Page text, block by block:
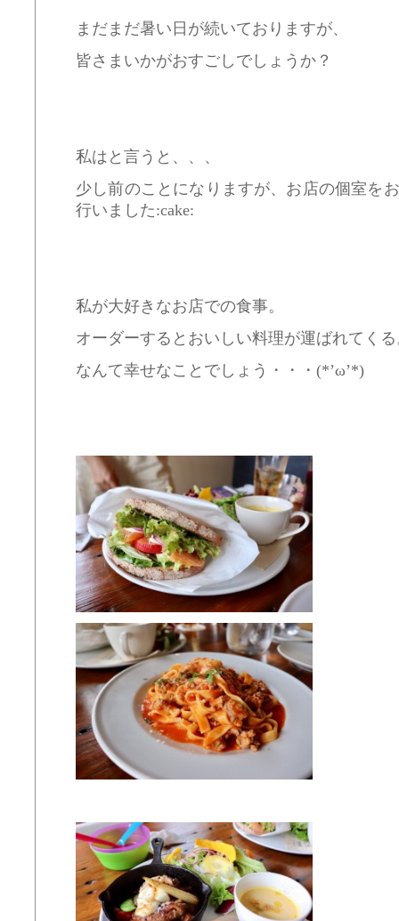
まだまだ暑い日が続いておりますが、
皆さまいかがおすごしでしょうか？
私はと言うと、、、
少し前のことになりますが、お店の個室を
行いました:cake:
私が大好きなお店での食事。
オーダーするとおいしい料理が運ばれてく
なんて幸せなことでしょう・・・(*’ω’*)